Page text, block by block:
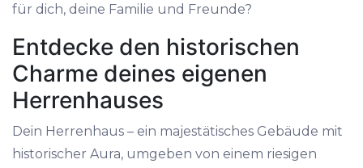
für dich, deine Familie und Freunde?
Entdecke den historischen
Charme deines eigenen
Herrenhauses
Dein Herrenhaus – ein majestätisches Gebäude mit
historischer Aura, umgeben von einem riesigen